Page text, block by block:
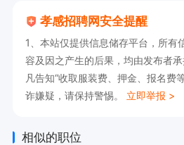
业保险、工作餐及免费住宿福
工作中偶尔会到武汉总公司
能接受，欢迎直接电话联系。
孝感招聘网安全提醒
1、本站仅提供信息储存平台，所有
容及因之产生的后果，均由发布者承
凡告知“收取服装费、押金、报名费
诈嫌疑，请保持警惕。 立即举报 >
相似的职位